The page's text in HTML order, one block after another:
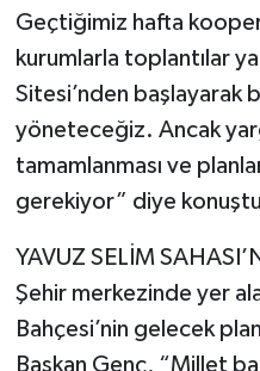
Geçtiğimiz hafta
kurumlarla toplantılar
Sitesi’nden başlayarak
yöneteceğiz. Ancak
tamamlanması ve
gerekiyor” diye
YAVUZ SELİM
Şehir merkezinde yer
Bahçesi’nin gelecek
Başkan Genç, “Millet